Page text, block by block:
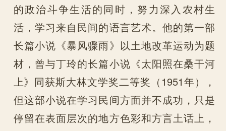
的政治斗争生活的同时，努力深入农村生
活，学习来自民间的语言艺术。他的第一部
长篇小说《暴风骤雨》以土地改革运动为题
材，曾与丁玲的长篇小说《太阳照在桑干河
上》同获斯大林文学奖二等奖（1951年），
但这部小说在学习民间方面并不成功，只是
停留在表面层次的地方色彩和方言土话上，